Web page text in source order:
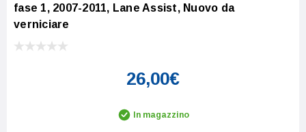
fase 1, 2007-2011, Lane Assist, Nuovo da
verniciare
26,00€
In magazzino